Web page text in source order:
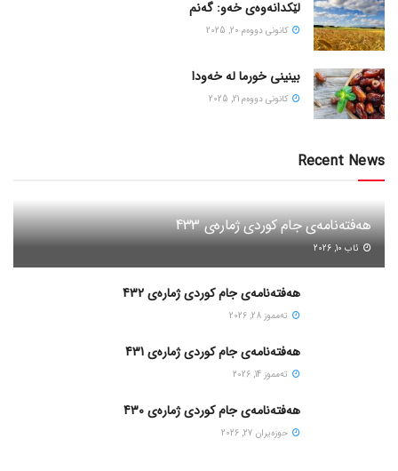
لێکدانەوەی خەو: گەنم
كانونی دووه‌م 20, 2025
بینینی خورما لە خەودا
كانونی دووه‌م 21, 2025
Recent News
هەفتەنامەی جام کوردی ژمارەی 433
ئاب 10, 2026
هەفتەنامەی جام کوردی ژمارەی 432
ته‌مموز 28, 2026
هەفتەنامەی جام کوردی ژمارەی 431
ته‌مموز 14, 2026
هەفتەنامەی جام کوردی ژمارەی 430
حوزه‌یران 27, 2026